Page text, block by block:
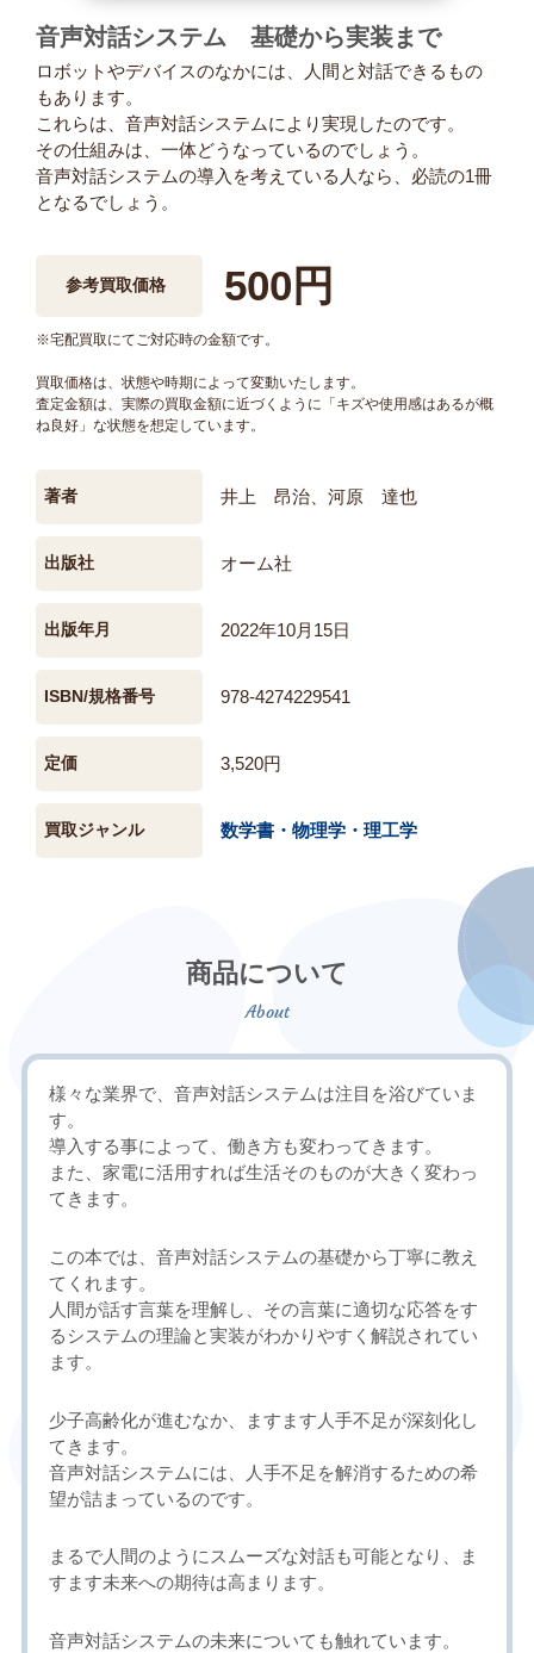
音声対話システム 基礎から実装まで
ロボットやデバイスのなかには、人間と対話できるもの
もあります。
これらは、音声対話システムにより実現したのです。
その仕組みは、一体どうなっているのでしょう。
音声対話システムの導入を考えている人なら、必読の1冊
となるでしょう。
参考買取価格 500円
※宅配買取にてご対応時の金額です。
買取価格は、状態や時期によって変動いたします。
査定金額は、実際の買取金額に近づくように「キズや使用感はあるが概
ね良好」な状態を想定しています。
著者 井上 昂治、河原 達也
出版社 オーム社
出版年月 2022年10月15日
ISBN/規格番号 978-4274229541
定価 3,520円
買取ジャンル 数学書・物理学・理工学
商品について
様々な業界で、音声対話システムは注目を浴びていま
す。
導入する事によって、働き方も変わってきます。
また、家電に活用すれば生活そのものが大きく変わっ
てきます。
この本では、音声対話システムの基礎から丁寧に教え
てくれます。
人間が話す言葉を理解し、その言葉に適切な応答をす
るシステムの理論と実装がわかりやすく解説されてい
ます。
少子高齢化が進むなか、ますます人手不足が深刻化し
てきます。
音声対話システムには、人手不足を解消するための希
望が詰まっているのです。
まるで人間のようにスムーズな対話も可能となり、ま
すます未来への期待は高まります。
音声対話システムの未来についても触れています。